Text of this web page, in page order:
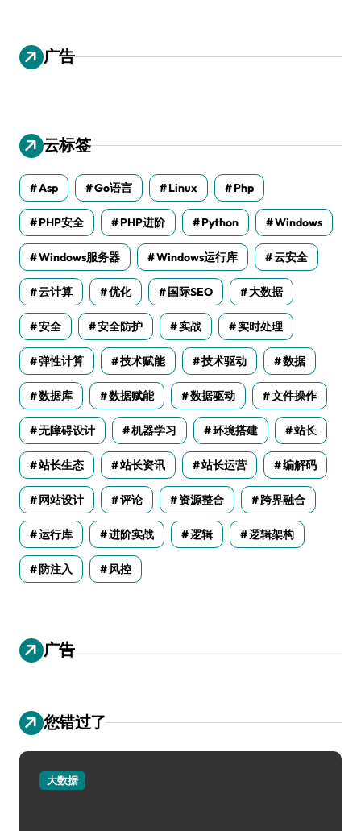
广告
云标签
Asp Go语言 Linux Php
PHP安全 PHP进阶 Python Windows
Windows服务器 Windows运行库 云安全
云计算 优化 国际SEO 大数据
安全 安全防护 实战 实时处理
弹性计算 技术赋能 技术驱动 数据
数据库 数据赋能 数据驱动 文件操作
无障碍设计 机器学习 环境搭建 站长
站长生态 站长资讯 站长运营 编解码
网站设计 评论 资源整合 跨界融合
运行库 进阶实战 逻辑 逻辑架构
防注入 风控
广告
您错过了
大数据